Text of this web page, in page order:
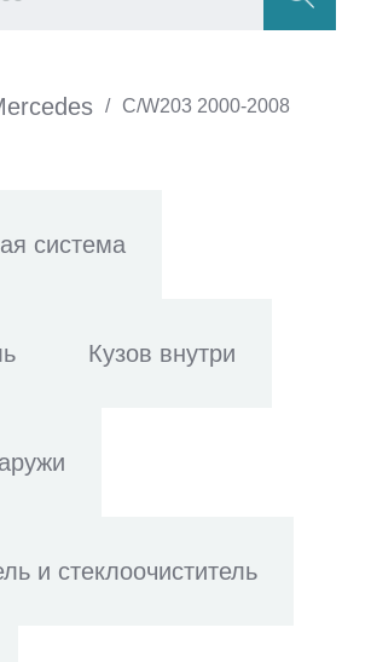
/ C/W203 2000-2008
система
Кузов внутри
и стеклоочиститель